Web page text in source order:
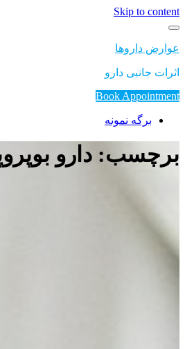
Skip to
دارو
Book
نمونه
دارو